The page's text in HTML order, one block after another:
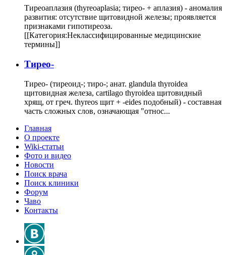
Тиреоаплазия (thyreoaplasia; тирео- + аплазия) - аномалия
развития: отсутствие щитовидной железы; проявляется
признаками гипотиреоза.
[[Категория:Неклассифицированные медицинские
термины]]
Тирео-
Тирео- (тиреоид-; тиро-; анат. glandula thyroidea
щитовидная железа, cartilago thyroidea щитовидный
хрящ, от греч. thyreos щит + -eides подобный) - составная
часть сложных слов, означающая "относ...
Главная
О проекте
Wiki-статьи
Фото и видео
Новости
Поиск врача
Поиск клиники
Форум
Чаво
Контакты